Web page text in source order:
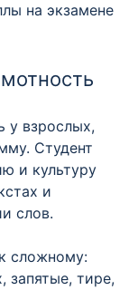
на экзамене
у взрослых,
Студент
и культуру
и
слов.
сложному:
запятые, тире,